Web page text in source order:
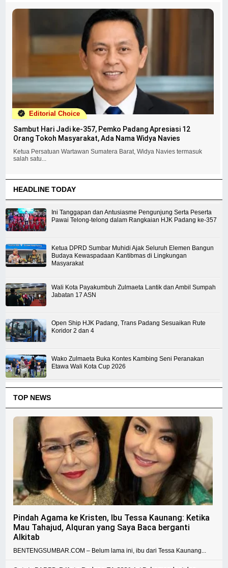
Editorial Choice
Sambut Hari Jadi ke-357, Pemko Padang Apresiasi 12
Orang Tokoh Masyarakat, Ada Nama Widya Navies
Ketua Persatuan Wartawan Sumatera Barat, Widya Navies termasuk
salah satu...
HEADLINE TODAY
Ini Tanggapan dan Antusiasme Pengunjung Serta Peserta
Pawai Telong-telong dalam Rangkaian HJK Padang ke-357
Ketua DPRD Sumbar Muhidi Ajak Seluruh Elemen Bangun
Budaya Kewaspadaan Kantibmas di Lingkungan
Masyarakat
Wali Kota Payakumbuh Zulmaeta Lantik dan Ambil Sumpah
Jabatan 17 ASN
Open Ship HJK Padang, Trans Padang Sesuaikan Rute
Koridor 2 dan 4
Wako Zulmaeta Buka Kontes Kambing Seni Peranakan
Etawa Wali Kota Cup 2026
TOP NEWS
Pindah Agama ke Kristen, Ibu Tessa Kaunang: Ketika
Mau Tahajud, Alquran yang Saya Baca berganti
Alkitab
BENTENGSUMBAR.COM – Belum lama ini, ibu dari Tessa Kaunang...